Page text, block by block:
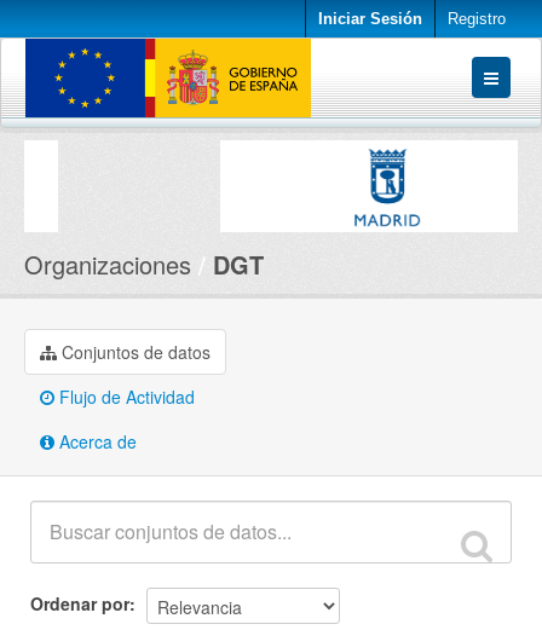
Iniciar Sesión Registro
Conjuntos de datos
Organizaciones DGT
Conjuntos de datos
Flujo de Actividad
Acerca de
Ordenar por